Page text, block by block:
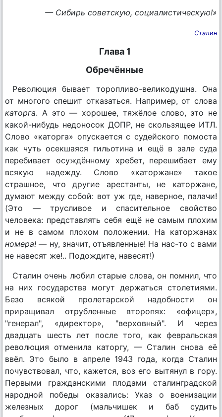
— Сибирь советскую, социалистическую!»
Сталин
Глава 1
Обречённые
Революция бывает торопливо-великодушна. Она
от многого спешит отказаться. Например, от слова
каторга. А это — хорошее, тяжёлое слово, это не
какой-нибудь недоносок ДОПР, не скользящее ИТЛ.
Слово «каторга» опускается с судейского помоста
как чуть осекшаяся гильотина и ещё в зале суда
перебивает осуждённому хребет, перешибает ему
всякую надежду. Слово «каторжане» такое
страшное, что другие арестанты, не каторжане,
думают между собой: вот уж где, наверное, палачи!
(Это — трусливое и спасительное свойство
человека: представлять себя ещё не самым плохим
и не в самом плохом положении. На каторжанах
номера! — ну, значит, отъявленные! На нас-то с вами
не навесят же!.. Подождите, навесят!)
Сталин очень любил старые слова, он помнил, что
на них государства могут держаться столетиями.
Безо всякой пролетарской надобности он
приращивал отрубленные второпях: «офицер»,
"генерал", «директор», "верховный". И через
двадцать шесть лет после того, как февральская
революция отменила каторгу, — Сталин снова её
ввёл. Это было в апреле 1943 года, когда Сталин
почувствовал, что, кажется, воз его вытянул в гору.
Первыми гражданскими плодами сталинградской
народной победы оказались: Указ о военизации
железных дорог (мальчишек и баб судить